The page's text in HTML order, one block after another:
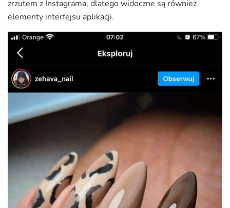
zrzutem z Instagrama, dlatego widoczne są również
elementy interfejsu aplikacji.